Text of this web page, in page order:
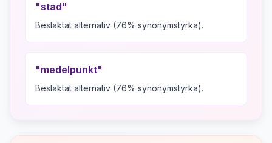
"stad"
Besläktat alternativ (76% synonymstyrka).
"medelpunkt"
Besläktat alternativ (76% synonymstyrka).